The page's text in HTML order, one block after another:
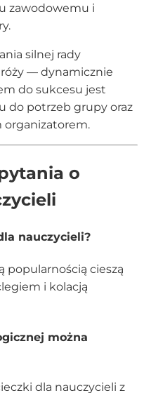
zawodowemu i
silnej rady
— dynamicznie
do sukcesu jest
do potrzeb grupy oraz
organizatorem.
o
nauczycieli?
popularnością cieszą
i kolacją
można
dla nauczycieli z